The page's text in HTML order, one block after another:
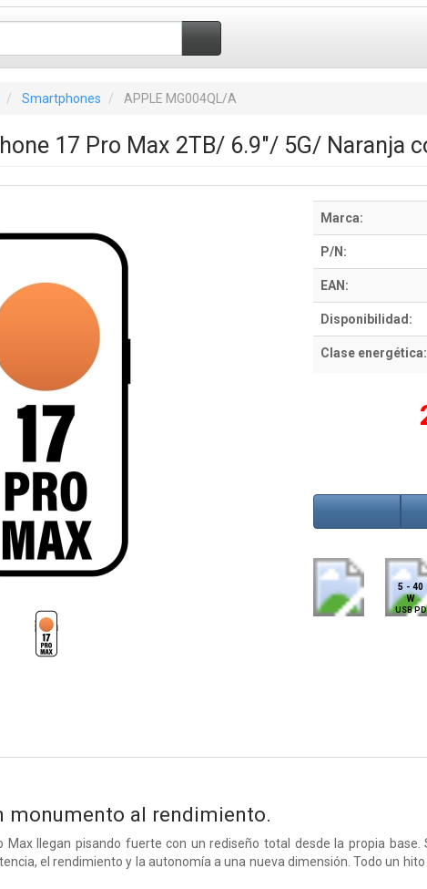
Smartphones APPLE MG004QL/A
17 Pro Max 2TB/ 6.9"/ 5G/ Naranja
Marca:
P/N:
EAN:
Disponibilidad:
Clase energética:
5 - 40
W
USB PD
monumento al rendimiento.
Max llegan pisando fuerte con un rediseño total desde la propia
el rendimiento y la autonomía a una nueva dimensión. Todo un